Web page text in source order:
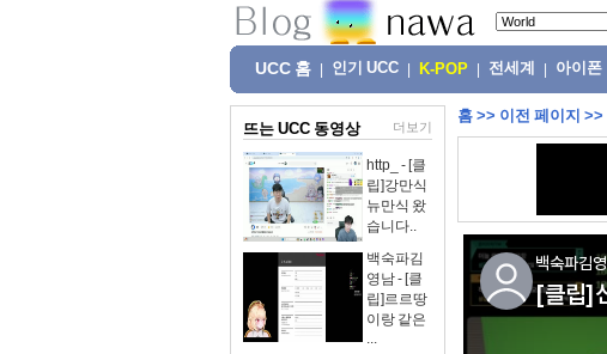
UCC 홈 인기 UCC K-POP 전세계 아이폰
뜨는 UCC 동영상 더보기
http_ - [클
립]강만식
뉴만식 왔
습니다..
백숙파김
영남 - [클
립]르르땅
이랑 같은
...
홈 >> 이전 페이지 >>